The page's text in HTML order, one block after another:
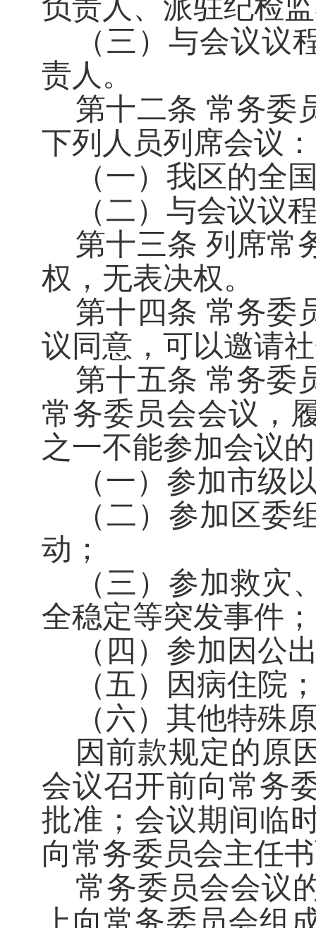
负责人、派驻纪检
（三）与会议议
责人。
第十二条 常务委
下列人员列席会议：
（一）我区的全
（二）与会议议
第十三条 列席常
权，无表决权。
第十四条 常务委
议同意，可以邀请
第十五条 常务委
常务委员会会议，
之一不能参加会议
（一）参加市级
（二）参加区委
动；
（三）参加救灾
全稳定等突发事件；
（四）参加因公
（五）因病住院
（六）其他特殊
因前款规定的原
会议召开前向常务
批准；会议期间临
向常务委员会主任
常务委员会会议
上向常务委员会组